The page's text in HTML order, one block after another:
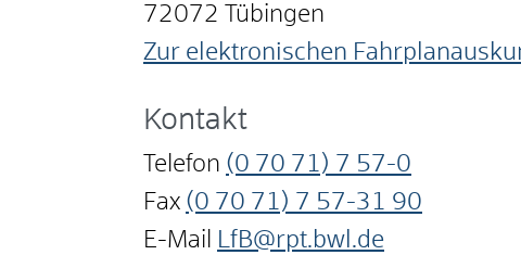
72072
Tübingen
Zur elektronischen
Kontakt
Telefon (0 70 71) 7 57-0
Fax (0 70 71) 7 57-31 90
E-Mail
LfB@rpt.bwl.de